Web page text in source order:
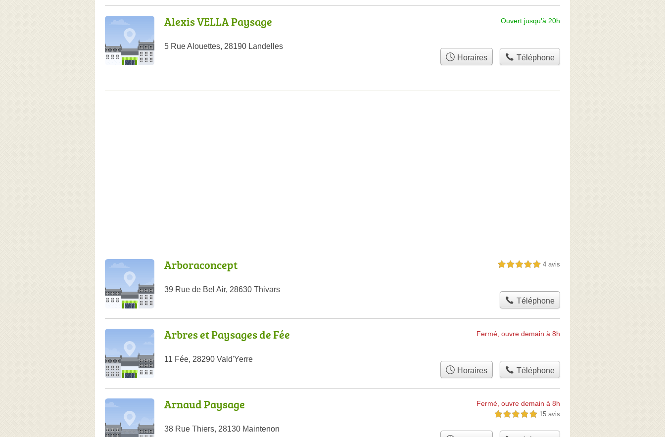
Alexis VELLA Paysage
5 Rue Alouettes, 28190 Landelles
Ouvert jusqu'à 20h
Horaires Téléphone
Arboraconcept
39 Rue de Bel Air, 28630 Thivars
5,0 étoiles sur 5 4 avis
Téléphone
Arbres et Paysages de Fée
11 Fée, 28290 Vald'Yerre
Fermé, ouvre demain à 8h
Horaires Téléphone
Arnaud Paysage
38 Rue Thiers, 28130 Maintenon
Fermé, ouvre demain à 8h
5,0 étoiles sur 5 15 avis